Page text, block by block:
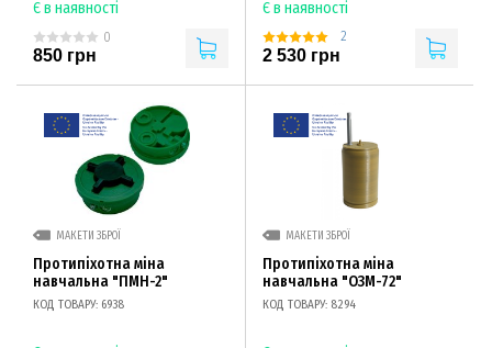
Є в наявності
0
850 грн
Є в наявності
2
2 530 грн
МАКЕТИ ЗБРОЇ
Протипіхотна міна
навчальна "ПМН-2"
КОД ТОВАРУ: 6938
МАКЕТИ ЗБРОЇ
Протипіхотна міна
навчальна "ОЗМ-72"
КОД ТОВАРУ: 8294